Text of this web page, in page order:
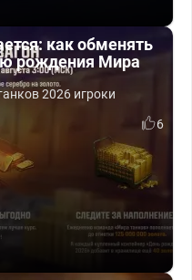
как обменять
рождения Мира
2026 игроки
6